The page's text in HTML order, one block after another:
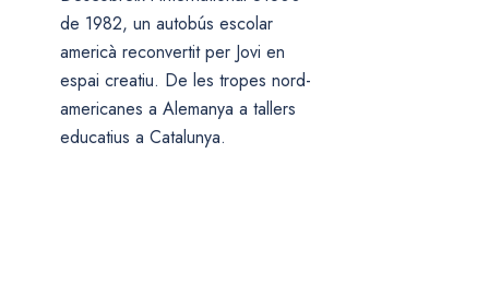
de 1982, un autobús escolar
americà reconvertit per Jovi en
espai creatiu. De les tropes nord-
americanes a Alemanya a tallers
educatius a Catalunya.